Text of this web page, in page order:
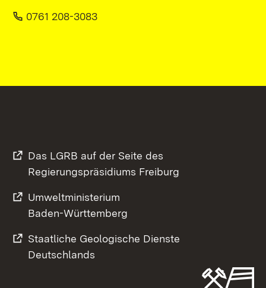
0761 208-3083
Das LGRB auf der Seite des
Regierungspräsidiums Freiburg
Umweltministerium
Baden-Württemberg
Staatliche Geologische Dienste
Deutschlands